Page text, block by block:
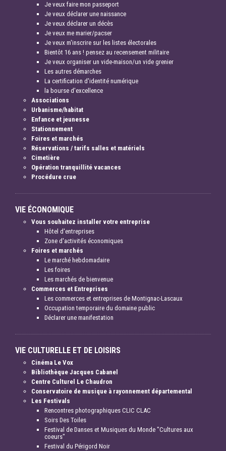
Je veux faire mon passeport
Je veux déclarer une naissance
Je veux déclarer un décès
Je veux me marier/pacser
Je veux m'inscrire sur les listes électorales
Bientôt 16 ans ! pensez au recensement militaire
Je veux organiser un vide-maison/un vide grenier
Les autres démarches
La certification d'identité numérique
la bourse d'excellence
Associations
Urbanisme/habitat
Enfance et jeunesse
Stationnement
Foires et marchés
Réservations / tarifs salles et matériels
Cimetière
Opération tranquillité vacances
Procédure crue
VIE ÉCONOMIQUE
Vous souhaitez installer votre entreprise
Hôtel d'entreprises
Zone d'activités économiques
Foires et marchés
Le marché hebdomadaire
Les foires
Les marchés de bienvenue
Commerces et Entreprises
Les commerces et entreprises de Montignac-Lascaux
Occupation temporaire du domaine public
Déclarer une manifestation
VIE CULTURELLE ET DE LOISIRS
Cinéma Le Vox
Bibliothèque Jacques Cabanel
Centre Culturel Le Chaudron
Conservatoire de musique à rayonnement départemental
Les Festivals
Rencontres photographiques CLIC CLAC
Soirs Des Toiles
Festival de Danses et Musiques du Monde "Cultures aux
coeurs"
Festival du Périgord Noir